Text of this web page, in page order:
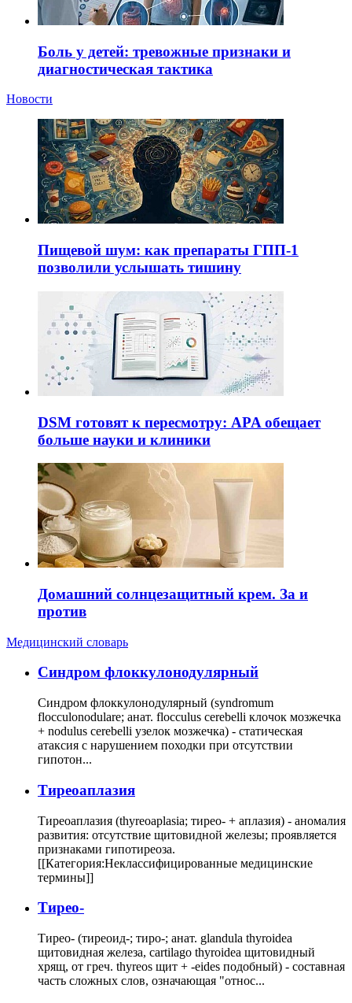
Боль у детей: тревожные признаки и
диагностическая тактика
Новости
Пищевой шум: как препараты ГПП-1
позволили услышать тишину
DSM готовят к пересмотру: APA обещает
больше науки и клиники
Домашний солнцезащитный крем. За и
против
Медицинский словарь
Cиндром флоккулонодулярный
Синдром флоккулонодулярный (syndromum
flocculonodulare; анат. flocculus cerebelli клочок мозжечка
+ nodulus cerebelli узелок мозжечка) - статическая
атаксия с нарушением походки при отсутствии
гипотон...
Тиреоаплазия
Тиреоаплазия (thyreoaplasia; тирео- + аплазия) - аномалия
развития: отсутствие щитовидной железы; проявляется
признаками гипотиреоза.
[[Категория:Неклассифицированные медицинские
термины]]
Тирео-
Тирео- (тиреоид-; тиро-; анат. glandula thyroidea
щитовидная железа, cartilago thyroidea щитовидный
хрящ, от греч. thyreos щит + -eides подобный) - составная
часть сложных слов, означающая "относ...